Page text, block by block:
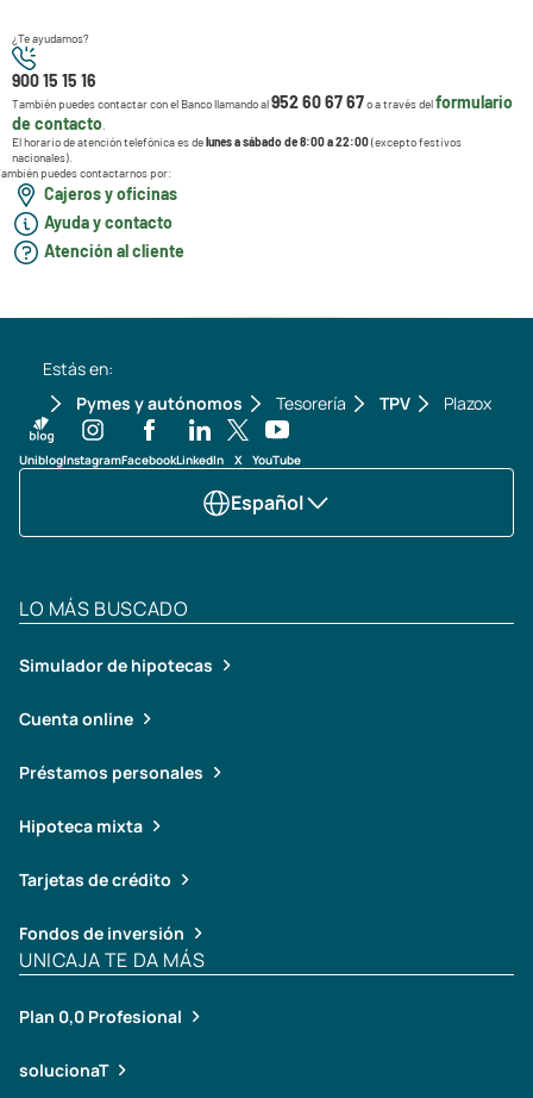
¿Te ayudamos?
900 15 15 16
También puedes contactar con el Banco llamando al952 60 67 67o a través delformulario
de contacto
El horario de atención telefónica es delunes a sábado de 8:00 a 22:00(excepto festivos
nacionales).
puedes contactarnos por:
Cajeros y oficinas
Ayuda y contacto
Atención al cliente
Estás en:
Pymes y autónomos
Tesorería TPV Plazox
UniblogInstagramFacebookLinkedIn X YouTube
Español
LO MÁS BUSCADO
Simulador de hipotecas
Cuenta online
Préstamos personales
Hipoteca mixta
Tarjetas de crédito
Fondos de inversión
UNICAJA TE DA MÁS
Plan 0,0 Profesional
solucionaT